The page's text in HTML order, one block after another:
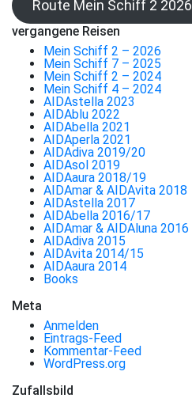
Route Mein Schiff 2 2026
vergangene Reisen
Mein Schiff 2 – 2026
Mein Schiff 7 – 2025
Mein Schiff 2 – 2024
Mein Schiff 4 – 2024
AIDAstella 2023
AIDAblu 2022
AIDAbella 2021
AIDAperla 2021
AIDAdiva 2019/20
AIDAsol 2019
AIDAaura 2018/19
AIDAmar & AIDAvita 2018
AIDAstella 2017
AIDAbella 2016/17
AIDAmar & AIDAluna 2016
AIDAdiva 2015
AIDAvita 2014/15
AIDAaura 2014
Books
Meta
Anmelden
Eintrags-Feed
Kommentar-Feed
WordPress.org
Zufallsbild